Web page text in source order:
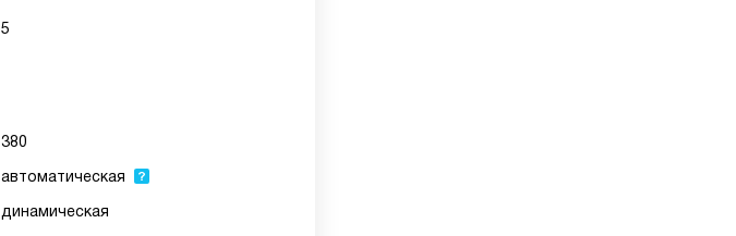
5
380
автоматическая
динамическая